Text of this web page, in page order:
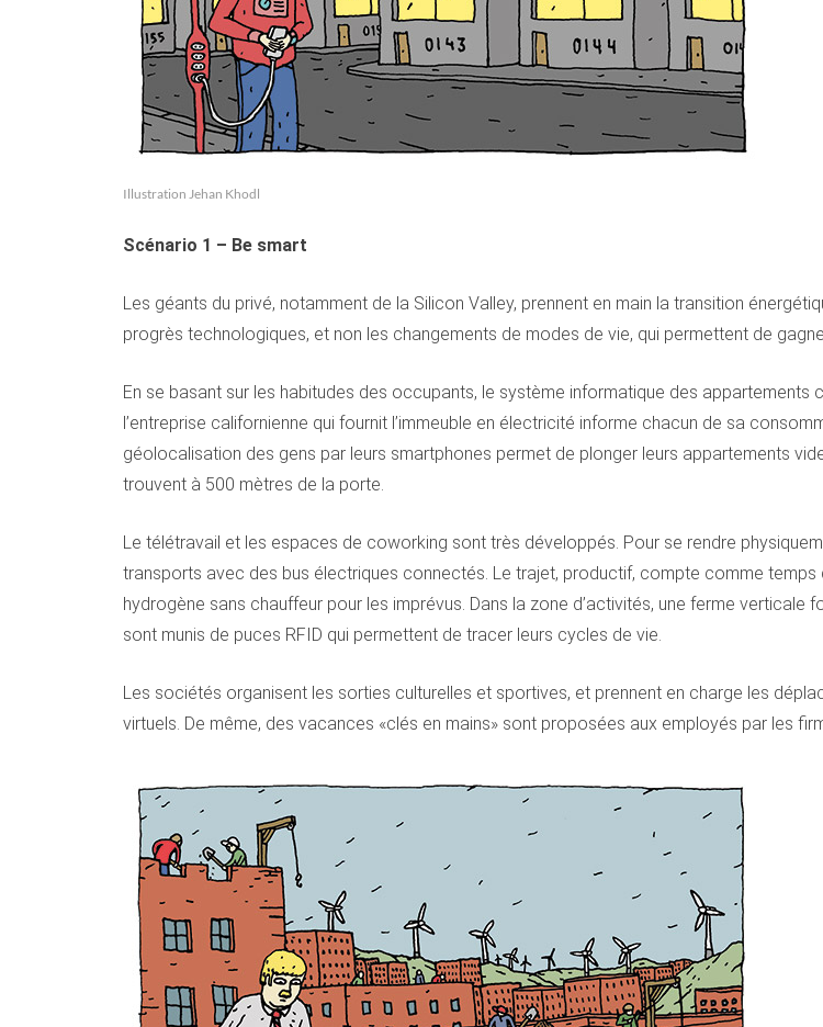
Illustration Jehan Khodl
Scénario 1 – Be smart
Les géants du privé, notamment de la Silicon Valley, prennent en main la transition
progrès technologiques, et non les changements de modes de vie, qui permettent de
En se basant sur les habitudes des occupants, le système informatique des appartements
l’entreprise californienne qui fournit l’immeuble en électricité informe chacun de sa
géolocalisation des gens par leurs smartphones permet de plonger leurs appartements
trouvent à 500 mètres de la porte.
Le télétravail et les espaces de coworking sont très développés. Pour se rendre
transports avec des bus électriques connectés. Le trajet, productif, compte comme temps
hydrogène sans chauffeur pour les imprévus. Dans la zone d’activités, une ferme
sont munis de puces RFID qui permettent de tracer leurs cycles de vie.
Les sociétés organisent les sorties culturelles et sportives, et prennent en charge les
virtuels. De même, des vacances «clés en mains» sont proposées aux employés par les